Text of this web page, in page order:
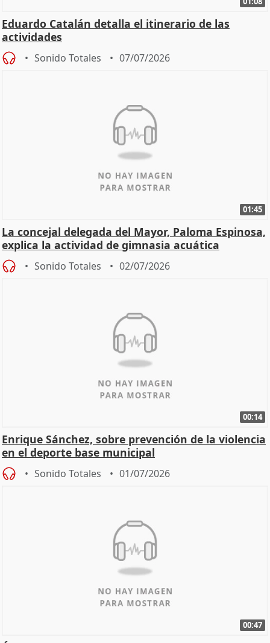
Eduardo Catalán detalla el itinerario de las
actividades
Sonido Totales 07/07/2026
01:45
La concejal delegada del Mayor, Paloma Espinosa,
explica la actividad de gimnasia acuática
Sonido Totales 02/07/2026
00:14
Enrique Sánchez, sobre prevención de la violencia
en el deporte base municipal
Sonido Totales 01/07/2026
00:47